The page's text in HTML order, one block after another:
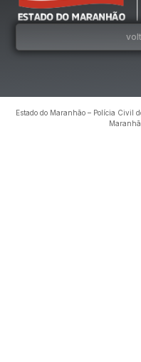
Estado do Maranhão – Polícia Civil